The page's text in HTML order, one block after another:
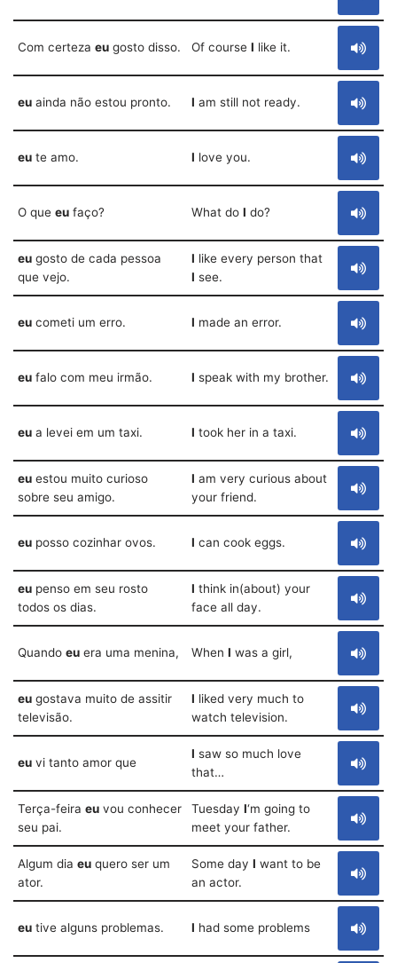
Com certeza eu gosto disso. Of course I like it.
eu ainda não estou pronto. I am still not ready.
eu te amo. I love you.
O que eu faço? What do I do?
eu gosto de cada pessoa
que vejo.
I like every person that
I see.
eu cometi um erro. I made an error.
eu falo com meu irmão. I speak with my brother.
eu a levei em um taxi. I took her in a taxi.
eu estou muito curioso
sobre seu amigo.
I am very curious about
your friend.
eu posso cozinhar ovos. I can cook eggs.
eu penso em seu rosto
todos os dias.
I think in(about) your
face all day.
Quando eu era uma menina, When I was a girl,
eu gostava muito de assitir
televisão.
I liked very much to
watch television.
eu vi tanto amor que
I saw so much love
that…
Terça-feira eu vou conhecer
seu pai.
Tuesday I‘m going to
meet your father.
Algum dia eu quero ser um
ator.
Some day I want to be
an actor.
eu tive alguns problemas. I had some problems